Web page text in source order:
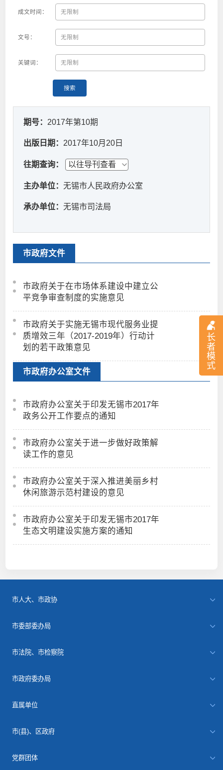
长
者
模
式
成文时间：
文号：
关键词：
搜索
期号： 2017年第10期
出版日期： 2017年10月20日
往期查询：
主办单位：无锡市人民政府办公室
承办单位：无锡市司法局
市政府文件
市政府关于在市场体系建设中建立公
平竞争审查制度的实施意见
市政府关于实施无锡市现代服务业提
质增效三年（2017-2019年）行动计
划的若干政策意见
市政府办公室文件
市政府办公室关于印发无锡市2017年
政务公开工作要点的通知
市政府办公室关于进一步做好政策解
读工作的意见
市政府办公室关于深入推进美丽乡村
休闲旅游示范村建设的意见
市政府办公室关于印发无锡市2017年
生态文明建设实施方案的通知
市人大、市政协
市委部委办局
市法院、市检察院
市政府委办局
直属单位
市(县)、区政府
党群团体